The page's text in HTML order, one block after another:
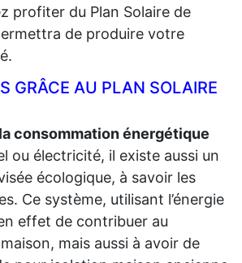
profiter du Plan Solaire de
de produire votre
GRÂCE AU PLAN SOLAIRE
consommation énergétique
ou électricité, il existe aussi un
écologique, à savoir les
Ce système, utilisant l’énergie
effet de contribuer au
mais aussi à avoir de